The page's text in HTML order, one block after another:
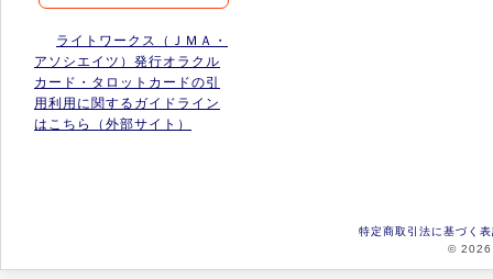
ライトワークス（ＪＭＡ・
アソシエイツ）発行オラクル
カード・タロットカードの引
用利用に関するガイドライン
はこちら（外部サイト）
特定商取引法に基づく
© 2026